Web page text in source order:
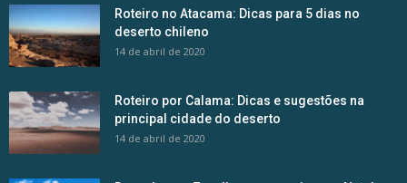
Roteiro no Atacama: Dicas para 5 dias no
deserto chileno
14 de abril de 2020
Roteiro por Calama: Dicas e sugestões na
principal cidade do deserto
14 de abril de 2020